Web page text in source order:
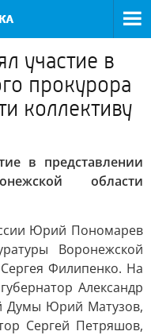
участие в
прокурора
коллективу
в представлении
области
Юрий Пономарев
Воронежской
Филипенко. На
Александр
Думы Юрий Матузов,
Сергей Петряшов,